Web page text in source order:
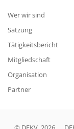
Wer wir sind
Satzung
Tätigkeitsbericht
Mitgliedschaft
Organisation
Partner